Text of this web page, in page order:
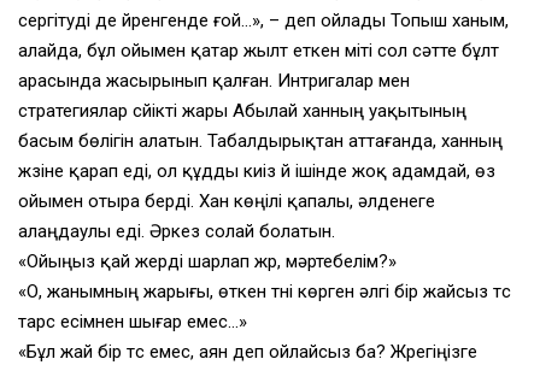
сергітуді де үйренгенде ғой…», – деп ойлады Топыш ханым,
алайда, бұл ойымен қатар жылт еткен үміті сол сәтте бұлт
арасында жасырынып қалған. Интригалар мен
стратегиялар сүйікті жары Абылай ханның уақытының
басым бөлігін алатын. Табалдырықтан аттағанда, ханның
жүзіне қарап еді, ол құдды киіз үй ішінде жоқ адамдай, өз
ойымен отыра берді. Хан көңілі қапалы, әлденеге
алаңдаулы еді. Әркез солай болатын.
«Ойыңыз қай жерді шарлап жүр, мәртебелім?»
«О, жанымның жарығы, өткен түні көрген әлгі бір жайсыз түс
тарс есімнен шығар емес…»
«Бұл жай бір түс емес, аян деп ойлайсыз ба? Жүрегіңізге